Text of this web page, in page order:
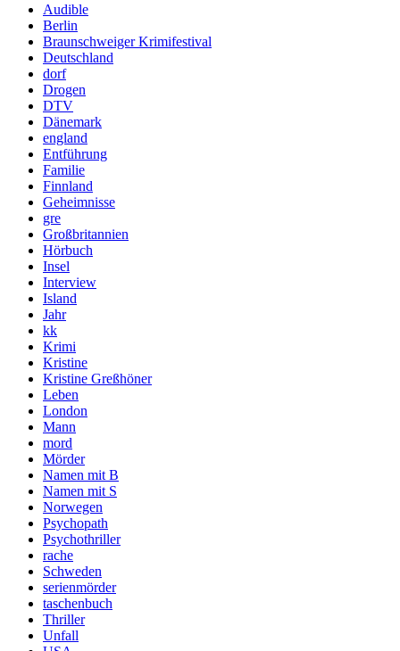
Audible
Berlin
Braunschweiger Krimifestival
Deutschland
dorf
Drogen
DTV
Dänemark
england
Entführung
Familie
Finnland
Geheimnisse
gre
Großbritannien
Hörbuch
Insel
Interview
Island
Jahr
kk
Krimi
Kristine
Kristine Greßhöner
Leben
London
Mann
mord
Mörder
Namen mit B
Namen mit S
Norwegen
Psychopath
Psychothriller
rache
Schweden
serienmörder
taschenbuch
Thriller
Unfall